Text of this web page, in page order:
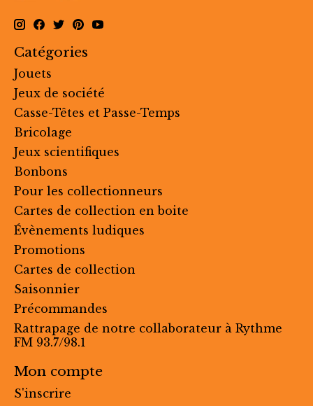
Catégories
Jouets
Jeux de société
Casse-Têtes et Passe-Temps
Bricolage
Jeux scientifiques
Bonbons
Pour les collectionneurs
Cartes de collection en boite
Évènements ludiques
Promotions
Cartes de collection
Saisonnier
Précommandes
Rattrapage de notre collaborateur à Rythme
FM 93.7/98.1
Mon compte
S'inscrire